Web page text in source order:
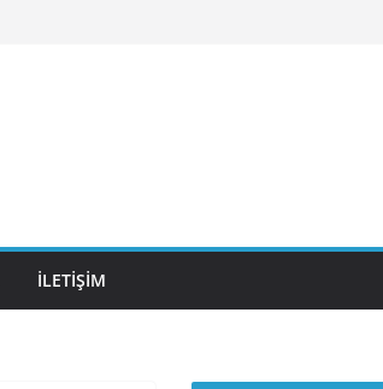
İLETIŞIM